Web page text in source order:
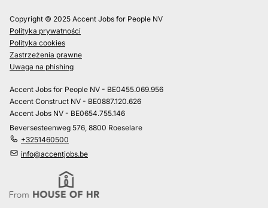
Copyright © 2025 Accent Jobs for People NV
Polityka prywatności
Polityka cookies
Zastrzeżenia prawne
Uwaga na phishing
Accent Jobs for People NV - BE0455.069.956
Accent Construct NV - BE0887.120.626
Accent Jobs NV - BE0654.755.146
Beversesteenweg 576, 8800 Roeselare
+3251460500
info@accentjobs.be